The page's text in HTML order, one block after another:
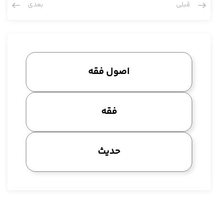
ما واضح است که باطل است یعنی ما این را نه به جهت این که این
عنوان زمینه هم خیلی قبول نداریم، ما اگر متعرض می شویم به خاطر
این که مثلا بگوییم این تاثیرگذار بوده به این معنا که شاید این
زمینه وجود داشته، اگر مثلا در قرآن آمده فرهان مقبوضة، یک احتمال
دارد که اصلا ربطی به فرهنگ روم باستان دارد، قبض به خاطر این که
این فرض آیه در سفر بوده، فرضش هم این است که کسی نیست
عبایش را بگیر، نیزه اش را بگیر، یک چیزی را گرو بگیر تا بعد که پرداخت
کرد برگرداند. شاید یک نکته اش این بوده، یک نکته اش هم این
است که این شاید در امر اجتماعی متعارفی بوده، این حرفی که ایشان
می زند در قانون روم باستان، این پنج تا عقد را عقود عینی قرار دادند،
قبلی بعدی
اصول فقه
فقه
حدیث